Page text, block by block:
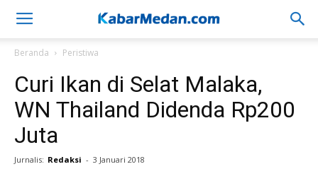
Beranda Peristiwa
Curi Ikan di Selat Malaka,
WN Thailand Didenda Rp200
Juta
Jurnalis: Redaksi - 3 Januari 2018